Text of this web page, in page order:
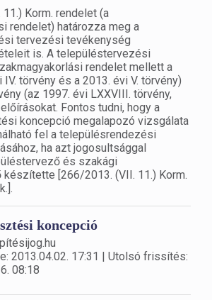
Korm. rendelet (a
rendelet) határozza meg a
tervezési tevékenység
is. A településtervezési
rendelet mellett a
törvény és a 2013. évi V. törvény)
(az 1997. évi LXXVIII. törvény,
Fontos tudni, hogy a
koncepció megalapozó vizsgálata
fel a településrendezési
ha azt jogosultsággal
és szakági
[266/2013. (VII. 11.) Korm.
koncepció
2013.04.02. 17:31 | Utolsó frissítés:
08:18